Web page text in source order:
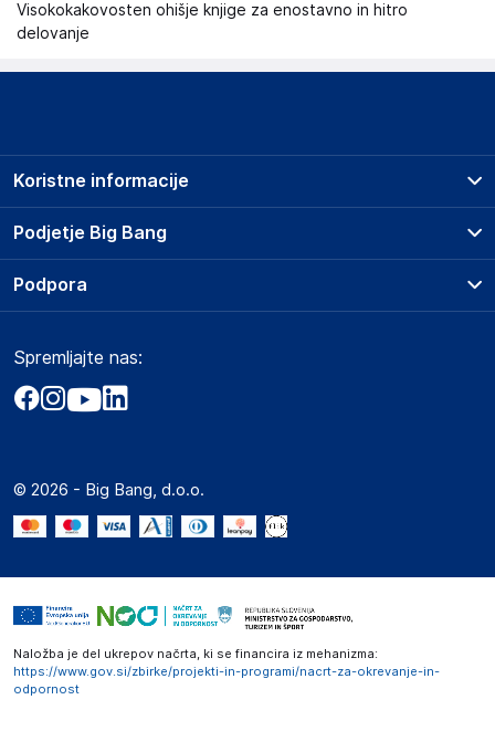
Visokokakovosten ohišje knjige za enostavno in hitro
delovanje
Podjetje Big Bang
O podjetju
Obvestila za javnost
Akt o digitalnih storitvah
Marketplace za partnerje
Novosti
Koristne informacije
Prodajna mesta
Storitve
Dostava, vnos in odvoz
Zavarovanje izdelkov
Podpora
Marketplace
Kako oddati naročilo?
Spremljajte nas:
© 2026 - Big Bang, d.o.o.
Naložba je del ukrepov načrta, ki se financira iz mehanizma:
https://www.gov.si/zbirke/projekti-in-programi/nacrt-za-okrevanje-in-
odpornost